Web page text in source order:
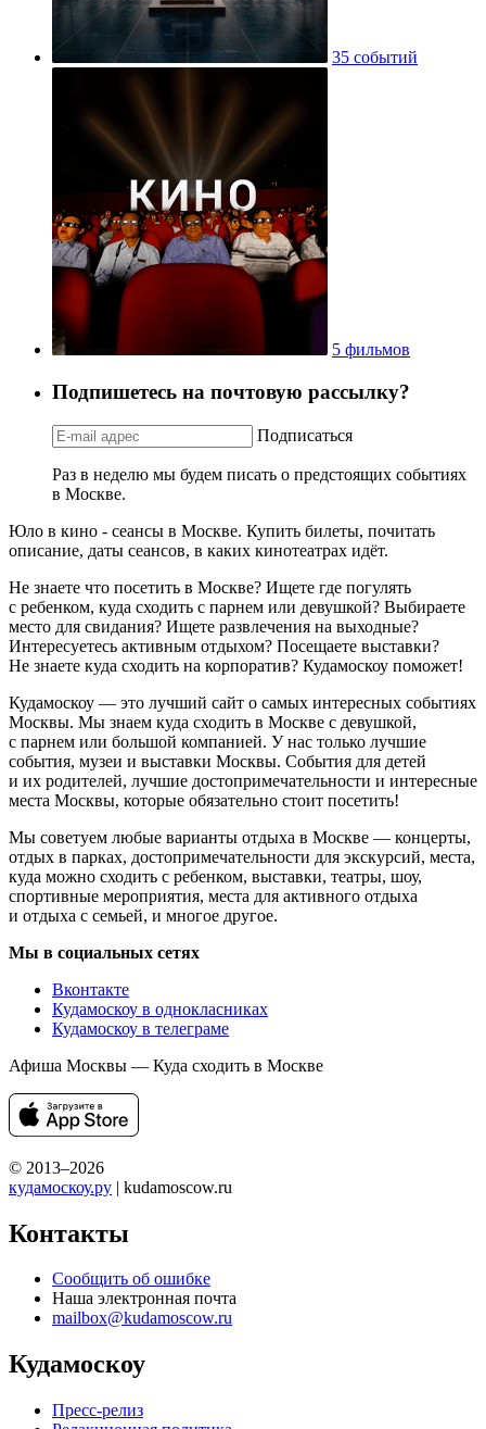
35 событий
5 фильмов
Подпишетесь на почтовую рассылку?
Подписаться
Раз в неделю мы будем писать о предстоящих событиях
в Москве.
Юло в кино - сеансы в Москве. Купить билеты, почитать
описание, даты сеансов, в каких кинотеатрах идёт.
Не знаете что посетить в Москве? Ищете где погулять
с ребенком, куда сходить с парнем или девушкой? Выбираете
место для свидания? Ищете развлечения на выходные?
Интересуетесь активным отдыхом? Посещаете выставки?
Не знаете куда сходить на корпоратив? Кудамоскоу поможет!
Кудамоскоу — это лучший сайт о самых интересных событиях
Москвы. Мы знаем куда сходить в Москве с девушкой,
с парнем или большой компанией. У нас только лучшие
события, музеи и выставки Москвы. События для детей
и их родителей, лучшие достопримечательности и интересные
места Москвы, которые обязательно стоит посетить!
Мы советуем любые варианты отдыха в Москве — концерты,
отдых в парках, достопримечательности для экскурсий, места,
куда можно сходить с ребенком, выставки, театры, шоу,
спортивные мероприятия, места для активного отдыха
и отдыха с семьей, и многое другое.
Мы в социальных сетях
Вконтакте
Кудамоскоу в однокласниках
Кудамоскоу в телеграме
Афиша Москвы — Куда сходить в Москве
© 2013–2026
кудамоскоу.ру | kudamoscow.ru
Контакты
Сообщить об ошибке
Наша электронная почта
mailbox@kudamoscow.ru
Кудамоскоу
Пресс-релиз